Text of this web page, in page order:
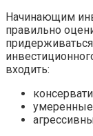
Начинающим
правильно
входить:
умеренные